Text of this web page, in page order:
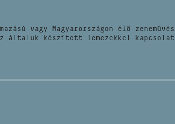
KAPCSOLAT
vagy Magyarországon élő
általuk készített lemezekkel